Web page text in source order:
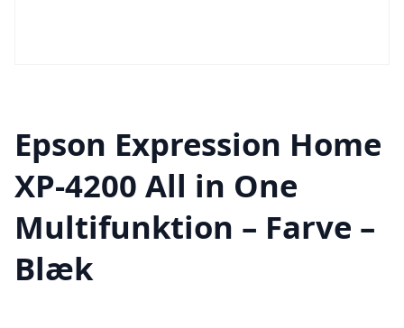
Epson Expression Home
XP-4200 All in One
Multifunktion – Farve –
Blæk